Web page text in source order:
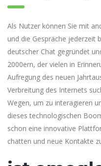
Als Nutzer können Sie mit
und die Gespräche jederzeit
deutscher Chat gegründet
2000ern, der vielen in
Aufregung des neuen
Verbreitung des Internets
Wegen, um zu interagieren
dieses technologischen
schon eine innovative
chatten und neue Kontakte